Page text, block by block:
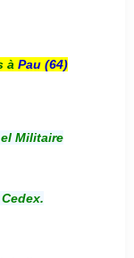
à Pau (64)
Militaire
Cedex.